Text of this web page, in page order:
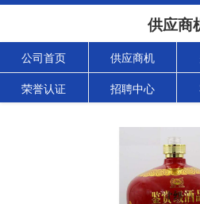
供应商
公司首页 供应商机
荣誉认证 招聘中心